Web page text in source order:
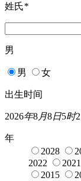
姓氏*
男
男 女
出生时间
2026年8月8日5时
年
2028
2022
2021
2015